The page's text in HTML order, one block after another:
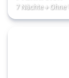
7 Nächte+ Ohne